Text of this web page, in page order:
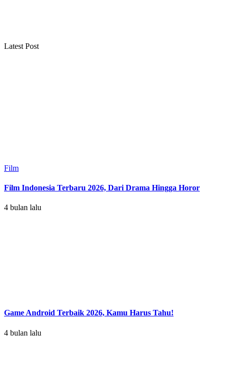
Latest Post
Film
Film Indonesia Terbaru 2026, Dari Drama Hingga Horor
4 bulan lalu
Game Android Terbaik 2026, Kamu Harus Tahu!
4 bulan lalu